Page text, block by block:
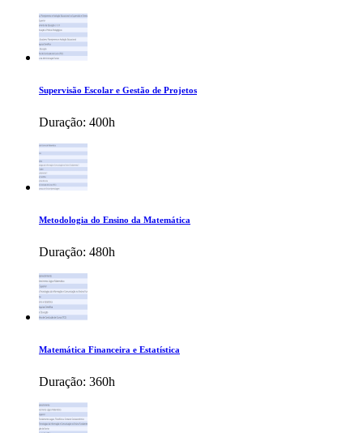
Supervisão Escolar e Gestão de Projetos
Duração: 400h
Metodologia do Ensino da Matemática
Duração: 480h
Matemática Financeira e Estatística
Duração: 360h